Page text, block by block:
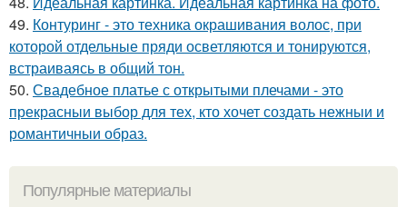
49. Контуринг - это техника окрашивания волос, при
которой отдельные пряди осветляются и тонируются,
встраиваясь в общий тон.
50. Свадебное платье с открытыми плечами - это
прекрасныи выбор для тех, кто хочет создать нежныи и
романтичныи образ.
Популярные материалы